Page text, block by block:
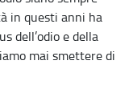
in questi anni ha
dell’odio e della
mai smettere di